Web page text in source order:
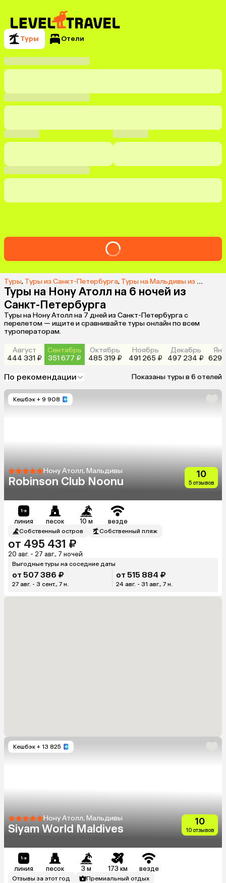
Туры Отели
Туры, Туры из Санкт-Петербурга, Туры на Мальдивы из Санкт-Петербурга
Туры на Нону Атолл на 6 ночей из
Санкт-Петербурга
Туры на Нону Атолл на 7 дней из Санкт-Петербурга с
перелетом — ищите и сравнивайте туры онлайн по всем
туроператорам.
Август
444 331 ₽
Сентябрь
351 677 ₽
Октябрь
485 319 ₽
Ноябрь
491 265 ₽
Декабрь
497 234 ₽ 629
По рекомендации Показаны туры в 6 отелей
Кешбэк + 9 908
Нону Атолл, Мальдивы
Robinson Club Noonu
10
5 отзывов
линия песок 10 м везде
Собственный остров Собственный пляж
от 495 431 ₽
20 авг. - 27 авг., 7 ночей
Выгодные туры на соседние даты
от 507 386 ₽
27 авг. - 3 сент., 7 н.
от 515 884 ₽
24 авг. - 31 авг., 7 н.
Кешбэк + 13 825
Нону Атолл, Мальдивы
Siyam World Maldives
10
10 отзывов
линия песок 3 м 173 км везде
Отзывы за этот год
Премиальный отдых